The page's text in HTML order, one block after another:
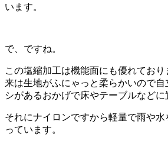
います。
で、ですね。
この塩縮加工は機能面にも優れてお
来は生地がふにゃっと柔らかいので自
シがあるおかげで床やテーブルなどに
それにナイロンですから軽量で雨や
っています。